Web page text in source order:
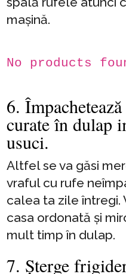
mașină.
No products
6.
curate în dulap
usuci.
Altfel se va găsi
vraful cu rufe
calea ta zile întregi.
casa ordonată și
mult timp în dulap.
7. Șterge